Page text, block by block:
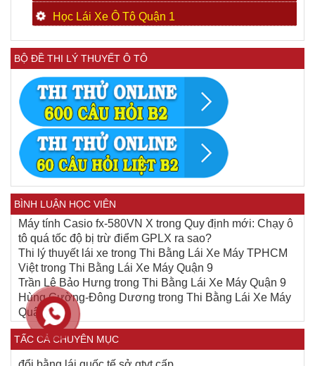
Học Lái Xe Ô Tô Quận 1
BỘ ĐỀ THI LÝ THUYẾT Ô TÔ
BÌNH LUẬN HỌC VIÊN
Máy tính Casio fx-580VN X trong Quy định mới: Chạy ô
tô quá tốc độ bị trừ điểm GPLX ra sao?
Thi lý thuyết lái xe trong Thi Bằng Lái Xe Máy TPHCM
Việttrong Thi Bằng Lái Xe Máy Quận 9
Trần Lê Bảo Hưng trong Thi Bằng Lái Xe Máy Quận 9
Hùng Cường-Đông Dương trong Thi Bằng Lái Xe Máy
Quận 9
TẤC CẢ CHUYÊN MỤC